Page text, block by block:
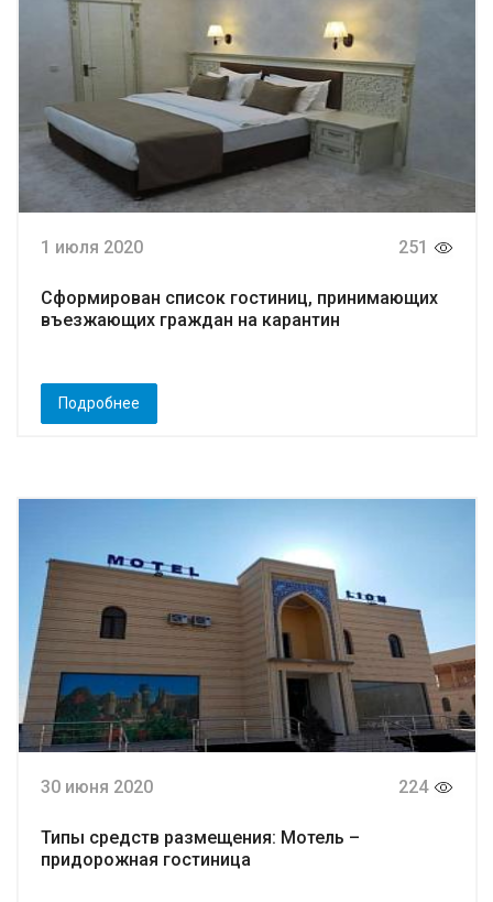
1 июля 2020 251
Сформирован список гостиниц, принимающих
въезжающих граждан на карантин
Подробнее
30 июня 2020 224
Типы средств размещения: Мотель –
придорожная гостиница